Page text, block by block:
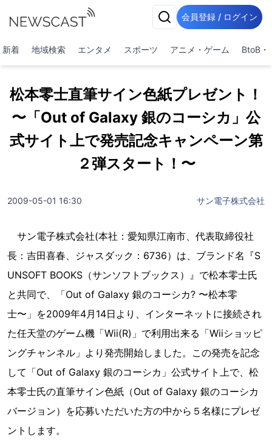
会員登録 / ログイン
新着 地域検索 エンタメ スポーツ アニメ・ゲーム BtoB・
松本零士直筆サイン色紙プレゼント！
〜「Out of Galaxy 銀のコーシカ」公
式サイト上で発売記念キャンペーン第
２弾スタート！〜
2009-05-01 16:30 サン電子株式会社
サン電子株式会社(本社：愛知県江南市、代表取締役社
長：吉田喜春、ジャスダック：6736）は、ブランド名『S
UNSOFT BOOKS（サンソフトブックス）』で松本零士氏
と共同で、「Out of Galaxy 銀のコーシカ? 〜松本零
士〜」を2009年4月14日より、インターネットに接続され
た任天堂のゲーム機「Wii(R)」で利用出来る「Wiiショッピ
ングチャンネル」より発売開始しました。この発売を記念
して「Out of Galaxy 銀のコーシカ」公式サイト上で、松
本零士氏の直筆サイン色紙（Out of Galaxy 銀のコーシカ
バージョン）を応募いただいた方の中から５名様にプレゼ
ントします。